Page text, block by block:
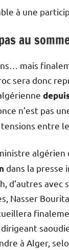
à une
au
mais
sera donc
n’est pas
entre
dans la presse
d’autres
Nasser
à Alger,